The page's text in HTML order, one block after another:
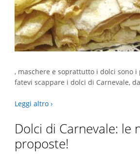
, maschere e soprattutto i dolci sono
fatevi scappare i dolci di Carnevale,
Leggi altro ›
Dolci di Carnevale: le
proposte!